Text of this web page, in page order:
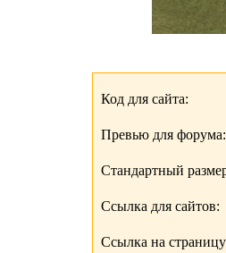
Код для сайта:
Превью для форума:
Стандартный
Ссылка для сайтов:
Ссылка на